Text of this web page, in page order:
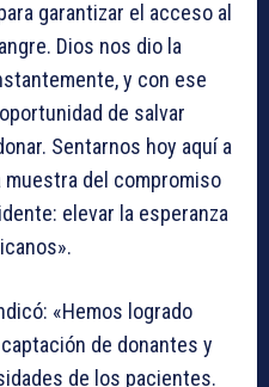
garantizar el acceso al
Dios nos dio la
y con ese
de salvar
Sentarnos hoy aquí a
del compromiso
elevar la esperanza
«Hemos logrado
de donantes y
de los pacientes.